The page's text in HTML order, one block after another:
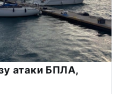
атаки БПЛА,